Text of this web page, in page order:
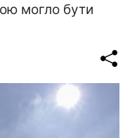
могло бути